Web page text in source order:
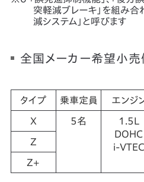
突軽減ブレーキ」を組み
減システム」と呼びます
全国メーカー希望小売
タイプ 乗車定員 エンジ
X 5名
1.5L
DOHC
i-VTEC
Z
Z+